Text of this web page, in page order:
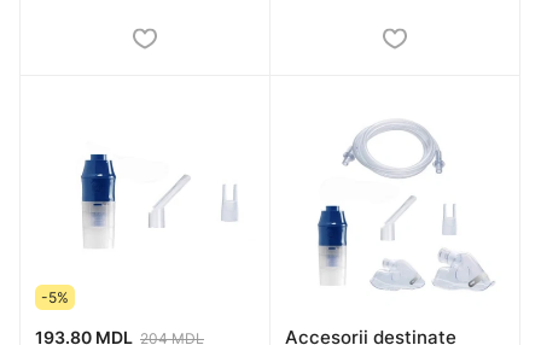
-5%
193.80 MDL 204 MDL
Accesorii destinate